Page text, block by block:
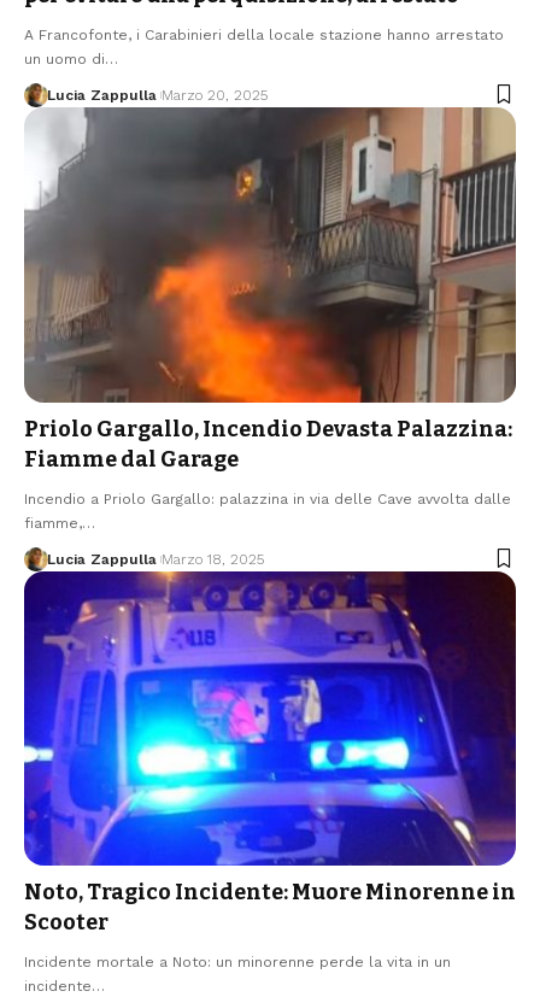
A Francofonte, i Carabinieri della locale stazione hanno arrestato
un uomo di…
Lucia Zappulla Marzo 20, 2025
Priolo Gargallo, Incendio Devasta Palazzina:
Fiamme dal Garage
Incendio a Priolo Gargallo: palazzina in via delle Cave avvolta dalle
fiamme,…
Lucia Zappulla Marzo 18, 2025
Noto, Tragico Incidente: Muore Minorenne in
Scooter
Incidente mortale a Noto: un minorenne perde la vita in un
incidente…